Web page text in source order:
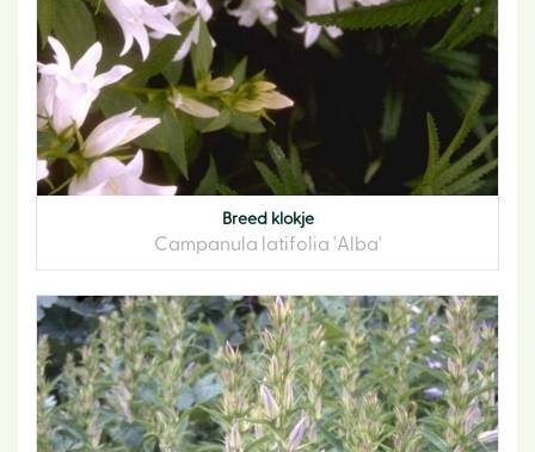
Breed klokje
Campanula latifolia 'Alba'